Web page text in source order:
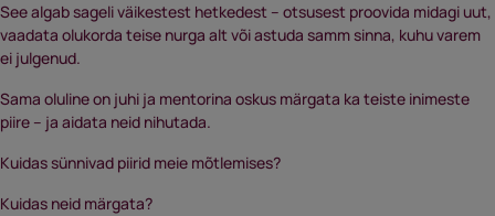
See algab sageli väikestest hetkedest – otsusest proovida midagi uut,
vaadata olukorda teise nurga alt või astuda samm sinna, kuhu varem
ei julgenud.
Sama oluline on juhi ja mentorina oskus märgata ka teiste inimeste
piire – ja aidata neid nihutada.
Kuidas sünnivad piirid meie mõtlemises?
Kuidas neid märgata?